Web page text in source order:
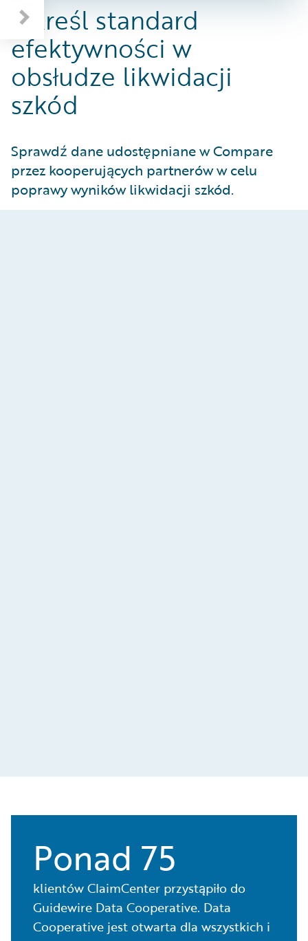
Określ standard
efektywności w
obsłudze likwidacji
szkód
Sprawdź dane udostępniane w Compare
przez kooperujących partnerów w celu
poprawy wyników likwidacji szkód.
Ponad 75
klientów ClaimCenter przystąpiło do
Guidewire Data Cooperative. Data
Cooperative jest otwarta dla wszystkich i